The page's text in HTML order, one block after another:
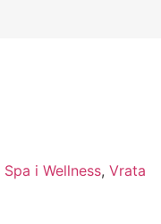
Spa i Wellness, Vrata